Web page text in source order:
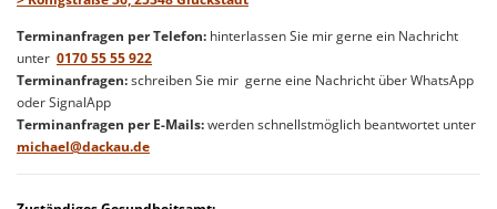
Terminanfragen per Telefon: hinterlassen Sie mir gerne ein Nachricht
unter 0170 55 55 922
Terminanfragen:schreiben Sie mir gerne eine Nachricht über WhatsApp
oder SignalApp
Terminanfragen per E-Mails:werden schnellstmöglich beantwortet unter
michael@dackau.de